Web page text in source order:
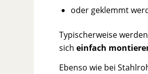
oder geklemmt
Typischerweise
sicheinfach
Ebenso wie bei